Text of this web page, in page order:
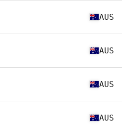
AUS
AUS
AUS
AUS